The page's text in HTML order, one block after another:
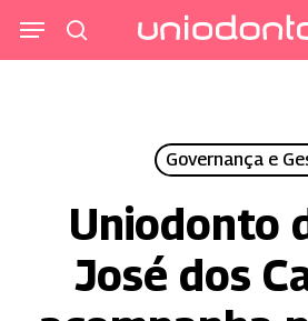
para
Menu
Governança e
Uniodonto
José dos